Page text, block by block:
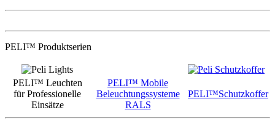
PELI™ Produktserien
PELI™ Leuchten
für Professionelle
Einsätze
PELI™ Mobile
Beleuchtungssysteme
RALS
PELI™Schutzkoffer